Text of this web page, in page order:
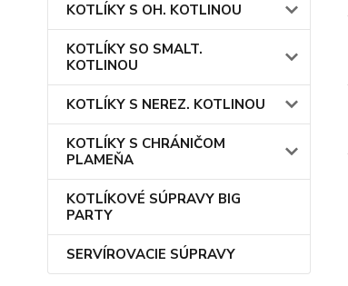
KOTLÍKY S OH. KOTLINOU
KOTLÍKY SO SMALT.
KOTLINOU
KOTLÍKY S NEREZ. KOTLINOU
KOTLÍKY S CHRÁNIČOM
PLAMEŇA
KOTLÍKOVÉ SÚPRAVY BIG
PARTY
SERVÍROVACIE SÚPRAVY